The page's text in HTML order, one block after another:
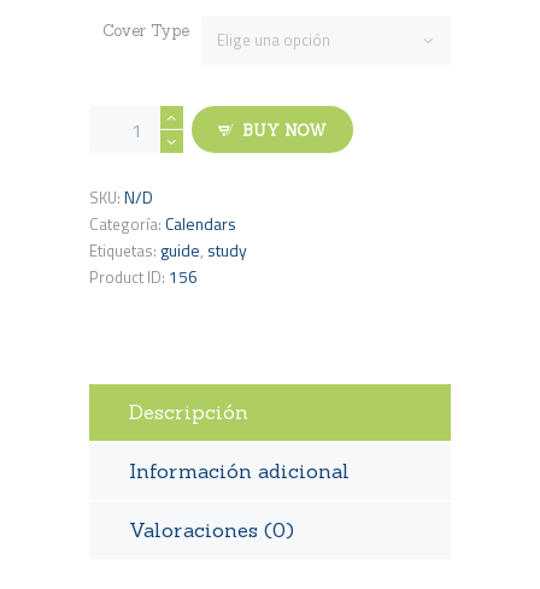
Cover Type
Calendar
BUY NOW
SKU: N/D
Categoría: Calendars
Etiquetas: guide, study
Product ID: 156
Descripción
Información adicional
Valoraciones (0)